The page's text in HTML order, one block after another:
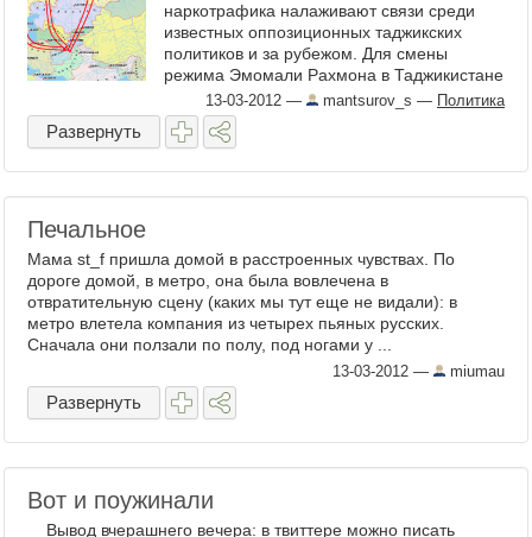
наркотрафика налаживают связи среди
известных оппозиционных таджикских
политиков и за рубежом. Для смены
режима Эмомали Рахмона в Таджикистане
все готово, взрыв может случиться ...
13-03-2012 — mantsurov_s — Политика
Развернуть
Печальное
Мама st_f пришла домой в расстроенных чувствах. По
дороге домой, в метро, она была вовлечена в
отвратительную сцену (каких мы тут еще не видали): в
метро влетела компания из четырех пьяных русских.
Сначала они ползали по полу, под ногами у ...
13-03-2012 — miumau
Развернуть
Вот и поужинали
Вывод вчерашнего вечера: в твиттере можно писать